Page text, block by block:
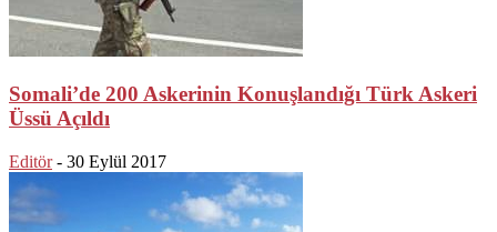
Somali’de 200 Askerinin Konuşlandığı Türk Askeri
Üssü Açıldı
Editör - 30 Eylül 2017